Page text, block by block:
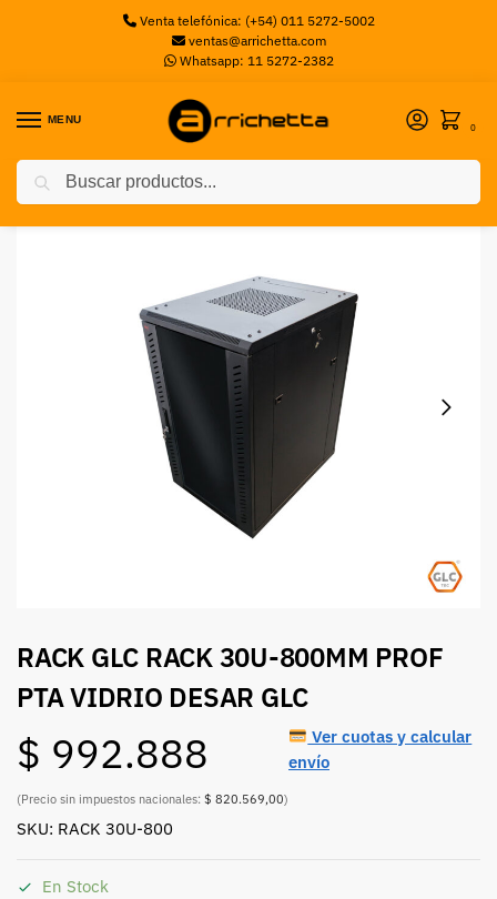
Venta telefónica: (+54) 011 5272-5002
ventas@arrichetta.com
Whatsapp: 11 5272-2382
MENU
0
Inicio Racks / RACK GLC RACK 30U-800MM PROF PTA VIDRIO DESAR GLC
RACK GLC RACK 30U-800MM PROF
PTA VIDRIO DESAR GLC
$ 992.888
(Precio sin impuestos nacionales: $ 820.569,00)
Ver cuotas y calcular
envío
SKU: RACK 30U-800
En Stock